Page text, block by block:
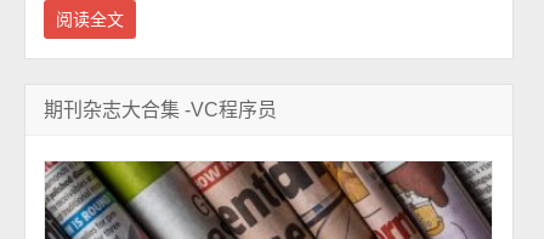
阅读全文
期刊杂志大合集 -VC程序员